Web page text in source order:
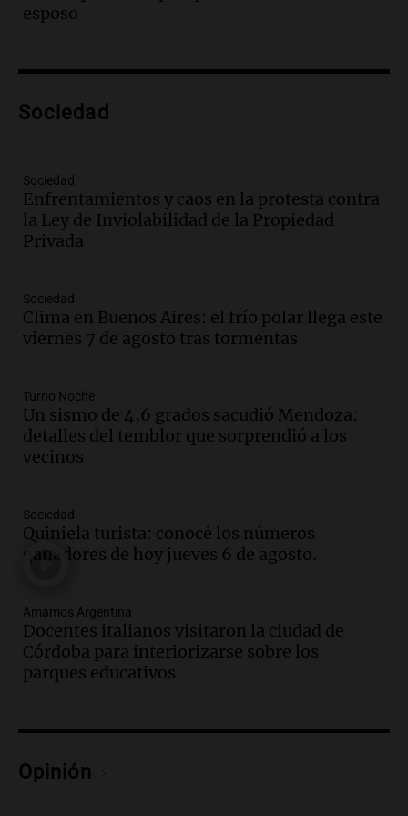
Episodios
tributo todos los jueves
Episodios
sea, va a ser lindo”
La Cadena del Gol
Episodios
Audio.
mano es muy peligroso”
La Argentina, hoy
Episodios
sobre los parques educativos
Amamos Argentina
Episodios
Audio.
durante la primavera
Informados al regreso
Episodios
tras fuertes vientos
Panorama Federal
Episodios
Audio.
economía mejorará el próximo año
Episodios
esposo
Sociedad
Sociedad
Enfrentamientos y caos en la protesta contra
la Ley de Inviolabilidad de la Propiedad
Privada
Sociedad
Clima en Buenos Aires: el frío polar llega este
viernes 7 de agosto tras tormentas
Turno Noche
Un sismo de 4,6 grados sacudió Mendoza:
detalles del temblor que sorprendió a los
vecinos
Sociedad
Quiniela turista: conocé los números
ganadores de hoy jueves 6 de agosto.
Amamos Argentina
Docentes italianos visitaron la ciudad de
Córdoba para interiorizarse sobre los
parques educativos
Opinión